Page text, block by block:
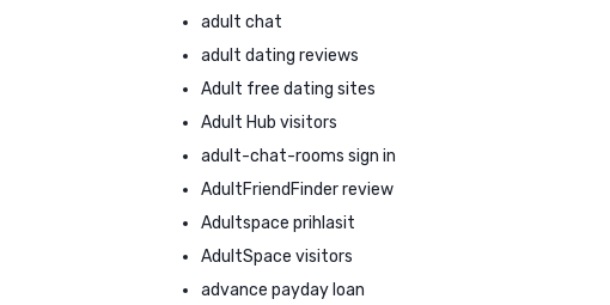
adult chat
adult dating reviews
Adult free dating sites
Adult Hub visitors
adult-chat-rooms sign in
AdultFriendFinder review
Adultspace prihlasit
AdultSpace visitors
advance payday loan